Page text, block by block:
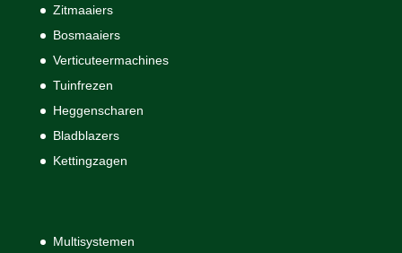
Zitmaaiers
Bosmaaiers
Verticuteermachines
Tuinfrezen
Heggenscharen
Bladblazers
Kettingzagen
Multisystemen